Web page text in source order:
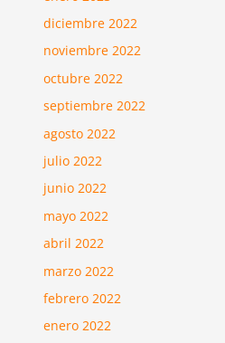
diciembre 2022
noviembre 2022
octubre 2022
septiembre 2022
agosto 2022
julio 2022
junio 2022
mayo 2022
abril 2022
marzo 2022
febrero 2022
enero 2022